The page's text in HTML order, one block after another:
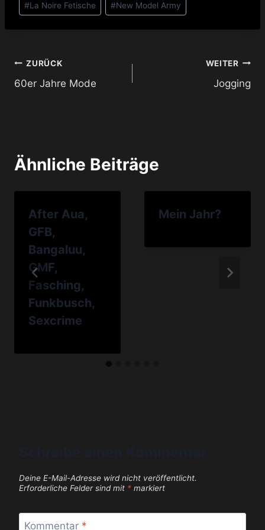
#La Noire Fetische #New Model Army
Beitragsnavigation
ZURÜCK
60er Jahre Mode
WEITER
Jogging
Ähnliche Beiträge
After Aua,
GFB,
Bangaluu,
GMF,
Fasching,
Funkbusch,
Sexcrime
Mein Jahr?
Deine E-Mail-Adresse wird nicht veröffentlicht.
Erforderliche Felder sind mit * markiert
Kommentar *